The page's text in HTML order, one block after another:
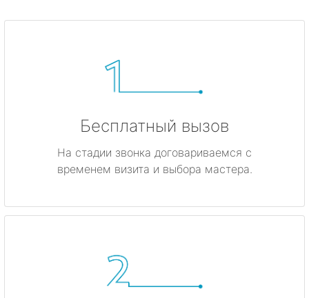
Бесплатный вызов
На стадии звонка договариваемся с
временем визита и выбора мастера.